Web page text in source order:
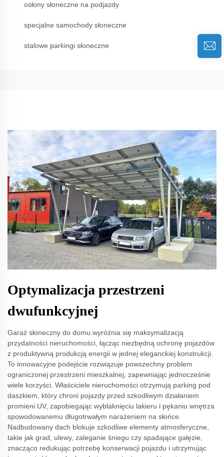
osłony słoneczne na podjazdy
specjalne samochody słoneczne
stalowe parkingi słoneczne
Optymalizacja przestrzeni
dwufunkcyjnej
Garaż słoneczny do domu wyróżnia się maksymalizacją
przydatności nieruchomości, łącząc niezbędną ochronę pojazdów
z produktywną produkcją energii w jednej eleganckiej konstrukcji.
To innowacyjne podejście rozwiązuje powszechny problem
ograniczonej przestrzeni mieszkalnej, zapewniając jednocześnie
wiele korzyści. Właściciele nieruchomości otrzymują parking pod
daszkiem, który chroni pojazdy przed szkodliwym działaniem
promieni UV, zapobiegając wyblaknięciu lakieru i pękaniu wnętrza
spowodowanemu długotrwałym narażeniem na słońce.
Nadbudowany dach blokuje szkodliwe elementy atmosferyczne,
takie jak grad, ulewy, zaleganie śniegu czy spadające gałęzie,
znacząco redukując potrzebę konserwacji pojazdu i utrzymując